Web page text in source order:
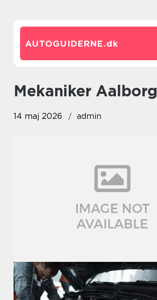
AUTOGUIDERNE.dk
Mekaniker Aalborg
14 maj 2026 admin